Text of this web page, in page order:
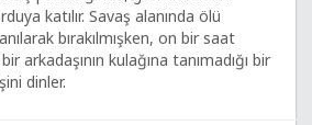
katılır. Savaş alanında ölü
bırakılmışken, on bir saat
arkadaşının kulağına tanımadığı bir
dinler.